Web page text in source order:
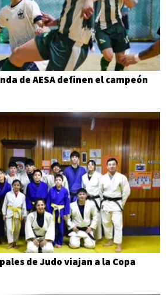
de AESA definen el campeón
de Judo viajan a la Copa